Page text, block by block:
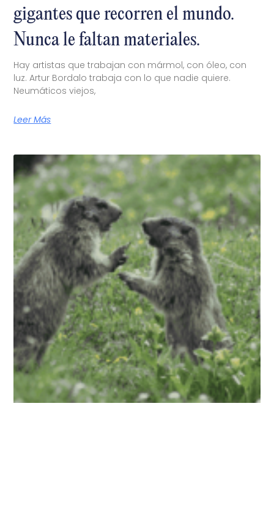
gigantes que recorren el mundo.
Nunca le faltan materiales.
Hay artistas que trabajan con mármol, con óleo, con
luz. Artur Bordalo trabaja con lo que nadie quiere.
Neumáticos viejos,
Leer Más